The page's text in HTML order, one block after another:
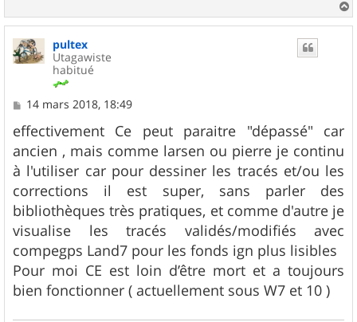
a
u
pultex
Utagawiste
habitué
M
s
s
a
g
e
14 mars 2018, 18:49
effectivement Ce peut paraitre "dépassé" car
ancien , mais comme larsen ou pierre je continu
à l'utiliser car pour dessiner les tracés et/ou les
corrections il est super, sans parler des
bibliothèques très pratiques, et comme d'autre je
visualise les tracés validés/modifiés avec
compegps Land7 pour les fonds ign plus lisibles
Pour moi CE est loin d’être mort et a toujours
bien fonctionner ( actuellement sous W7 et 10 )